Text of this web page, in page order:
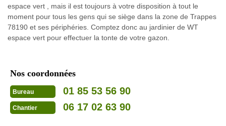
espace vert , mais il est toujours à votre disposition à tout le
moment pour tous les gens qui se siège dans la zone de Trappes
78190 et ses périphéries. Comptez donc au jardinier de WT
espace vert pour effectuer la tonte de votre gazon.
Nos coordonnées
Bureau 01 85 53 56 90
Chantier 06 17 02 63 90